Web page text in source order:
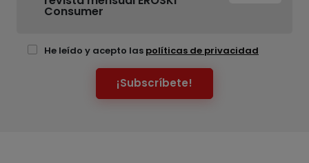
Consumer
He leído y acepto las políticas de privacidad
¡Subscríbete!